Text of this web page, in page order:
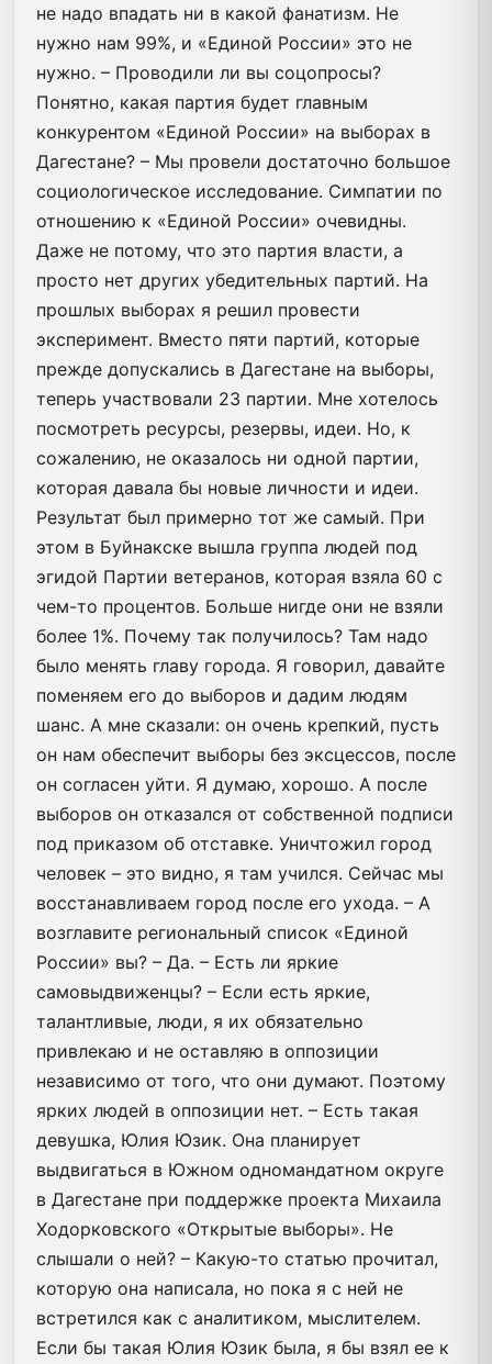
не надо впадать ни в какой фанатизм. Не
нужно нам 99%, и «Единой России» это не
нужно. – Проводили ли вы соцопросы?
Понятно, какая партия будет главным
конкурентом «Единой России» на выборах в
Дагестане? – Мы провели достаточно большое
социологическое исследование. Симпатии по
отношению к «Единой России» очевидны.
Даже не потому, что это партия власти, а
просто нет других убедительных партий. На
прошлых выборах я решил провести
эксперимент. Вместо пяти партий, которые
прежде допускались в Дагестане на выборы,
теперь участвовали 23 партии. Мне хотелось
посмотреть ресурсы, резервы, идеи. Но, к
сожалению, не оказалось ни одной партии,
которая давала бы новые личности и идеи.
Результат был примерно тот же самый. При
этом в Буйнакске вышла группа людей под
эгидой Партии ветеранов, которая взяла 60 с
чем-то процентов. Больше нигде они не взяли
более 1%. Почему так получилось? Там надо
было менять главу города. Я говорил, давайте
поменяем его до выборов и дадим людям
шанс. А мне сказали: он очень крепкий, пусть
он нам обеспечит выборы без эксцессов, после
он согласен уйти. Я думаю, хорошо. А после
выборов он отказался от собственной подписи
под приказом об отставке. Уничтожил город
человек – это видно, я там учился. Сейчас мы
восстанавливаем город после его ухода. – А
возглавите региональный список «Единой
России» вы? – Да. – Есть ли яркие
самовыдвиженцы? – Если есть яркие,
талантливые, люди, я их обязательно
привлекаю и не оставляю в оппозиции
независимо от того, что они думают. Поэтому
ярких людей в оппозиции нет. – Есть такая
девушка, Юлия Юзик. Она планирует
выдвигаться в Южном одномандатном округе
в Дагестане при поддержке проекта Михаила
Ходорковского «Открытые выборы». Не
слышали о ней? – Какую-то статью прочитал,
которую она написала, но пока я с ней не
встретился как с аналитиком, мыслителем.
Если бы такая Юлия Юзик была, я бы взял ее к